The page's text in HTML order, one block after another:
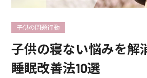
子供の寝ない悩みを解
睡眠改善法10選
子供の問題行動